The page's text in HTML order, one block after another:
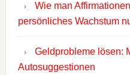
Wie man
persönliches Wachstum
Geldprobleme lösen:
Autosuggestionen